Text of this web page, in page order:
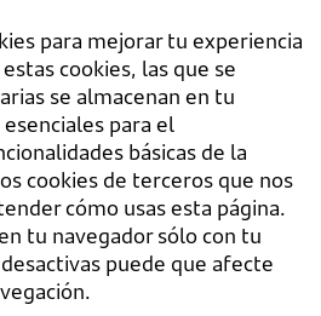
para mejorar tu experiencia
cookies, las que se
se almacenan en tu
para el
básicas de la
cookies de terceros que nos
cómo usas esta página.
tu navegador sólo con tu
puede que afecte